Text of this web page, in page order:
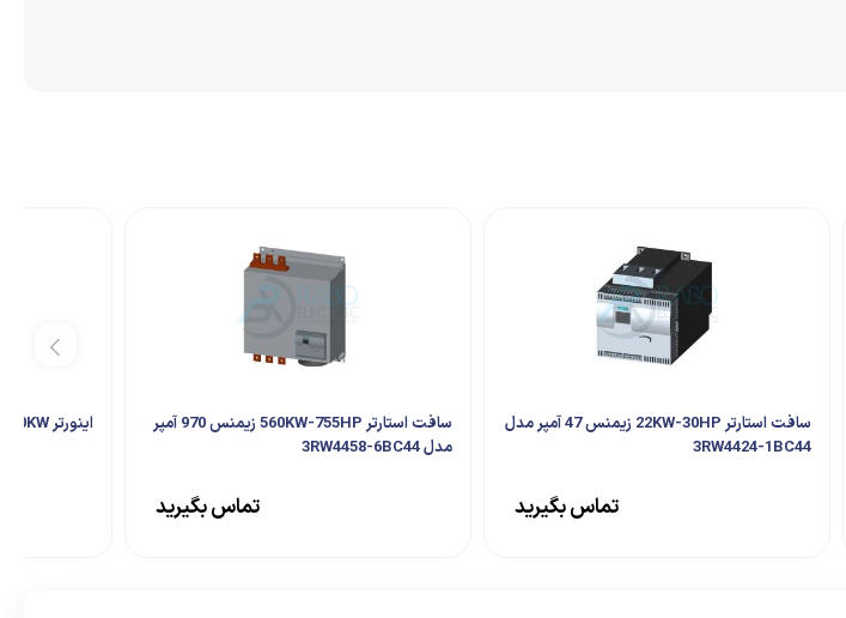
سافت استارتر 22KW-30HP زیمنس 47 آمپر مدل
3RW4424-1BC44
تماس بگیرید
سافت استارتر 560KW-755HP زیمنس 970 آمپر
مدل 3RW4458-6BC44
تماس بگیرید
اینورتر 90KW سه فاز دلتا سری CH2000